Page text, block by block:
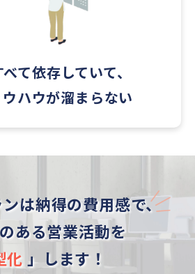
て依存していて、
ハウが溜まらない
ンは納得の費用感で、
のある営業活動を
化 」します！